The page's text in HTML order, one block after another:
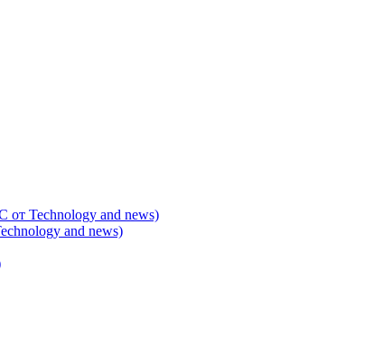
от Technology and news)
and news)